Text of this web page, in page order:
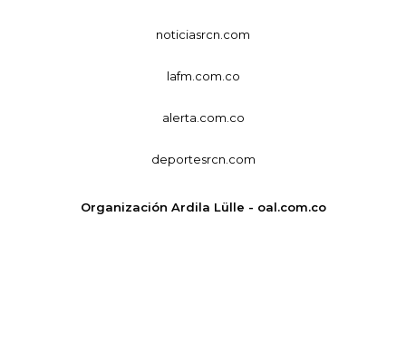
noticiasrcn.com
lafm.com.co
alerta.com.co
deportesrcn.com
Organización Ardila Lülle - oal.com.co